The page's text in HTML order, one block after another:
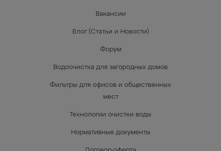
Вакансии
Блог (Статьи и Новости)
Форум
Водоочистка для загородных домов
Фильтры для офисов и общественных
мест
Технологии очистки воды
Нормативные документы